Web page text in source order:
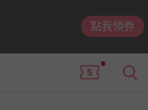
點我領券